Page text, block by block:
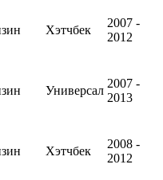
Хэтчбек
2007 -
2012
Универсал
2007 -
2013
Хэтчбек
2008 -
2012